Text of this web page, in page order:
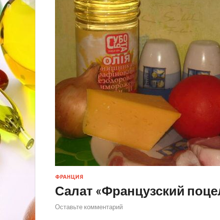
ФРАНЦИЯ
Салат «Французский
Оставьте комментарий